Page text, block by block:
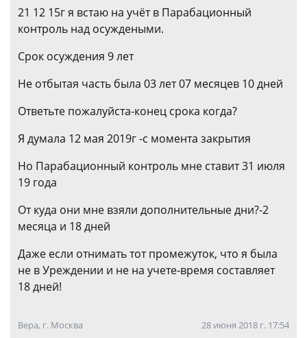
21 12 15г я встаю на учёт в Парабационный
контроль над осуждеными.
Срок осуждения 9 лет
Не отбытая часть была 03 лет 07 месяцев 10 дней
Ответьте пожалуйста-конец срока когда?
Я думала 12 мая 2019г -с момента закрытия
Но Парабационный контроль мне ставит 31 июля
19 года
От куда они мне взяли дополнительные дни?-2
месяца и 18 дней
Даже если отнимать тот промежуток, что я была
не в Уреждении и не на учете-время составляет
18 дней!
Вера, г. Москва 28 июня 2018 г. 17:54